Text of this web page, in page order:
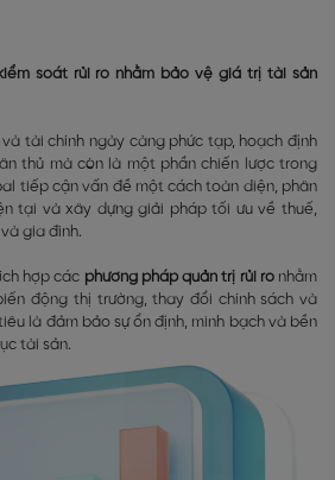
soát rủi ro nhằm bảo vệ giá trị tài sản
và tài chính ngày càng phức tạp, hoạch định
thủ mà còn là một phần chiến lược trong
tiếp cận vấn đề một cách toàn diện, phân
tại và xây dựng giải pháp tối ưu về thuế,
gia đình.
hợp các phương pháp quản trị rủi ronhằm
động thị trường, thay đổi chính sách và
là đảm bảo sự ổn định, minh bạch và bền
tài sản.